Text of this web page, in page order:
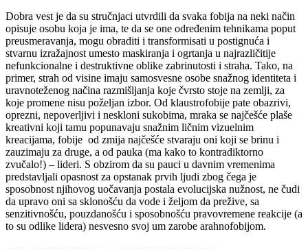
Dobra vest je da su stručnjaci utvrdili da svaka fobija na neki način
opisuje osobu koja je ima, te da se one određenim tehnikama poput
preusmeravanja, mogu obraditi i transformisati u postignuća i
stvarnu izražajnost umesto maskiranja i ogrtanja u najrazličitije
nefunkcionalne i destruktivne oblike zabrinutosti i straha. Tako, na
primer, strah od visine imaju samosvesne osobe snažnog identiteta i
uravnoteženog načina razmišljanja koje čvrsto stoje na zemlji, za
koje promene nisu poželjan izbor. Od klaustrofobije pate obazrivi,
oprezni, nepoverljivi i neskloni sukobima, mraka se najčešće plaše
kreativni koji tamu popunavaju snažnim ličnim vizuelnim
kreacijama, fobije od zmija najčešće stvaraju oni koji se brinu i
zauzimaju za druge, a od pauka (ma kako to kontradiktorno
zvučalo!) – lideri. S obzirom da su pauci u davnim vremenima
predstavljali opasnost za opstanak prvih ljudi zbog čega je
sposobnost njihovog uočavanja postala evolucijska nužnost, ne čudi
da upravo oni sa sklonošću da vode i željom da prežive, sa
senzitivnošću, pouzdanošću i sposobnošću pravovremene reakcije (a
to su odlike lidera) nesvesno svoj um zarobe arahnofobijom.